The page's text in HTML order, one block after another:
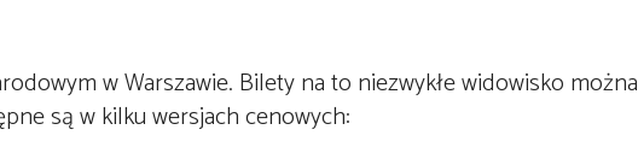
w Warszawie. Bilety na to niezwykłe widowisko można
są w kilku wersjach cenowych: